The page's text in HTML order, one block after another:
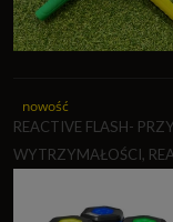
REACTIVE FLASH-
WYTRZYMAŁOŚCI,
nowość